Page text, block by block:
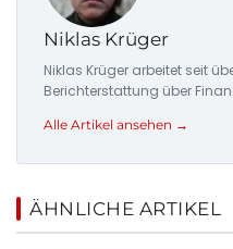
Niklas Krüger
Niklas Krüger arbeitet seit
Berichterstattung über
Alle Artikel ansehen →
ÄHNLICHE ARTIKEL